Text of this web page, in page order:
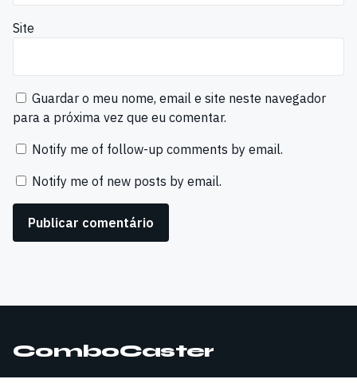
Site
Guardar o meu nome, email e site neste navegador
para a próxima vez que eu comentar.
Notify me of follow-up comments by email.
Notify me of new posts by email.
ComboCaster